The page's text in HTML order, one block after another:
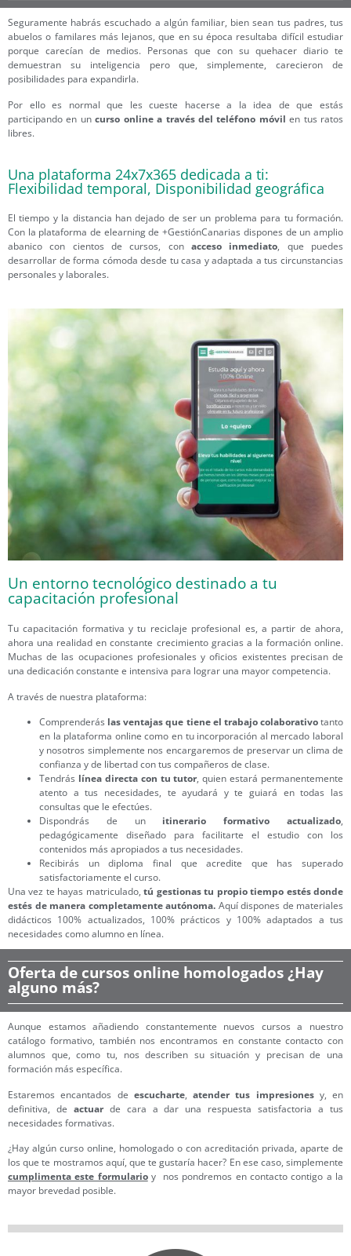
Seguramente habrás escuchado a algún familiar, bien sean tus padres, tus
abuelos o familares más lejanos, que en su época resultaba difícil estudiar
porque carecían de medios. Personas que con su quehacer diario te
demuestran su inteligencia pero que, simplemente, carecieron de
posibilidades para expandirla.
Por ello es normal que les cueste hacerse a la idea de que estás
participando en uncurso online a través del teléfono móvil en tus ratos
libres.
Una plataforma 24x7x365 dedicada a ti:
Flexibilidad temporal, Disponibilidad geográfica
El tiempo y la distancia han dejado de ser un problema para tu formación.
Con la plataforma de elearning de +GestiónCanarias dispones de un amplio
abanico con cientos de cursos, con acceso inmediato, que puedes
desarrollar de forma cómoda desde tu casa y adaptada a tus circunstancias
personales y laborales.
Un entorno tecnológico destinado a tu
capacitación profesional
Tu capacitación formativa y tu reciclaje profesional es, a partir de ahora,
ahora una realidad en constante crecimiento gracias a la formación online.
Muchas de las ocupaciones profesionales y oficios existentes precisan de
una dedicación constante e intensiva para lograr una mayor competencia.
A través de nuestra plataforma:
Comprenderás las ventajas que tiene el trabajo colaborativotanto
en la plataforma online como en tu incorporación al mercado laboral
y nosotros simplemente nos encargaremos de preservar un clima de
confianza y de libertad con tus compañeros de clase.
Tendrás línea directa con tu tutor, quien estará permanentemente
atento a tus necesidades, te ayudará y te guiará en todas las
consultas que le efectúes.
Dispondrás de un itinerario formativo actualizado,
pedagógicamente diseñado para facilitarte el estudio con los
contenidos más apropiados a tus necesidades.
Recibirás un diploma final que acredite que has superado
satisfactoriamente el curso.
Una vez te hayas matriculado,tú gestionas tu propio tiempo estés donde
estés de manera completamente autónoma. Aquí dispones de materiales
didácticos 100% actualizados, 100% prácticos y 100% adaptados a tus
necesidades como alumno en línea.
Oferta de cursos online homologados ¿Hay
alguno más?
Aunque estamos añadiendo constantemente nuevos cursos a nuestro
catálogo formativo, también nos encontramos en constante contacto con
alumnos que, como tu, nos describen su situación y precisan de una
formación más específica.
Estaremos encantados de escucharte, atender tus impresionesy, en
definitiva, de actuar de cara a dar una respuesta satisfactoria a tus
necesidades formativas.
¿Hay algún curso online, homologado o con acreditación privada, aparte de
los que te mostramos aquí, que te gustaría hacer? En ese caso, simplemente
cumplimenta este formularioy nos pondremos en contacto contigo a la
mayor brevedad posible.